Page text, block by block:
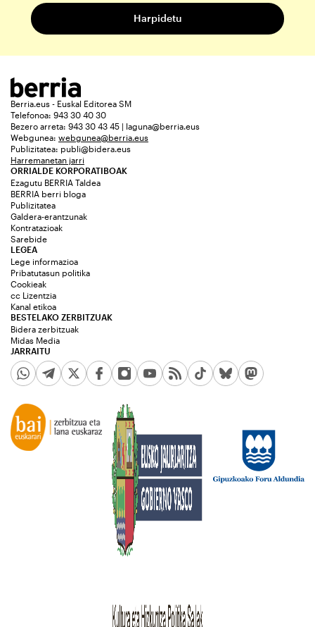
Berria.eus - Euskal Editorea SM
Telefonoa: 943 30 40 30
Bezero arreta: 943 30 43 45 | laguna@berria.eus
Webgunea: webgunea@berria.eus
Publizitatea: publi@bidera.eus
Harremanetan jarri
ORRIALDE KORPORATIBOAK
Ezagutu BERRIA Taldea
BERRIA berri bloga
Publizitatea
Galdera-erantzunak
Kontratazioak
Sarebide
JARRAITU
LEGEA
Lege informazioa
Pribatutasun politika
Cookieak
cc Lizentzia
Kanal etikoa
BESTELAKO ZERBITZUAK
Bidera zerbitzuak
Midas Media